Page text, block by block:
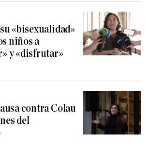
«bisexualidad»
niños a
y «disfrutar»
contra Colau
del